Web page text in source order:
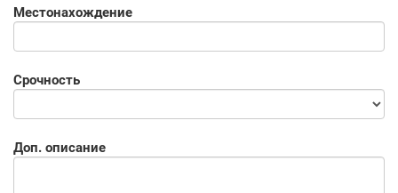
Местонахождение
Срочность
Доп. описание